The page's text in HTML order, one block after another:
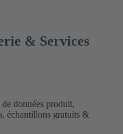
& Services
données produit,
échantillons gratuits &